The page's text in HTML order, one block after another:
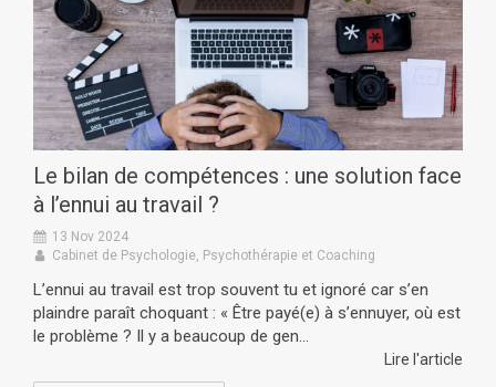
Le bilan de compétences : une solution face
à l’ennui au travail ?
13 Nov 2024
Cabinet de Psychologie, Psychothérapie et Coaching
L’ennui au travail est trop souvent tu et ignoré car s’en
plaindre paraît choquant : « Être payé(e) à s’ennuyer, où est
le problème ? Il y a beaucoup de gen...
Lire l'article